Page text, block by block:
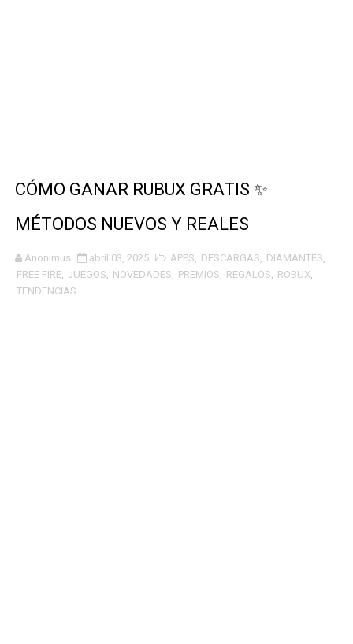
CÓMO GANAR RUBUX GRATIS ✨
MÉTODOS NUEVOS Y REALES
Anonimus abril 03, 2025 APPS DESCARGAS DIAMANTES
FREE FIRE, JUEGOS NOVEDADES PREMIOS REGALOS ROBUX
TENDENCIAS